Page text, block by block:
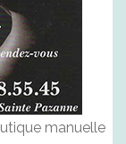
manuelle